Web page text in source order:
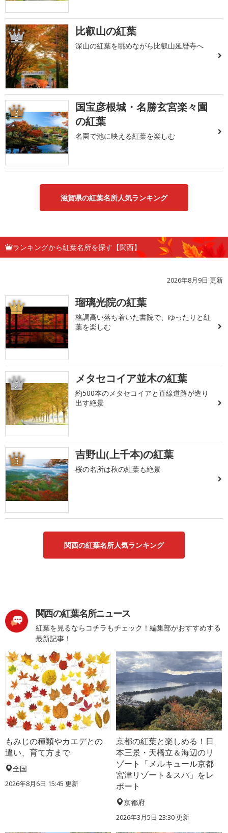
2 比叡山の紅葉
深山の紅葉を眺めながら比叡山延暦寺へ
3
国宝彦根城・名勝玄宮楽々園
の紅葉
名園で池に映える紅葉を楽しむ
滋賀県の紅葉名所人気ランキング
ランキングから紅葉名所を探す【関西】
2026年8月9日 更新
1 瑠璃光院の紅葉
格調高い落ち着いた書院で、ゆったりと紅
葉を楽しむ
2 メタセコイア並木の紅葉
約500本のメタセコイアと直線道路が造り
出す絶景
3 吉野山(上千本)の紅葉
桜の名所は秋の紅葉も絶景
関西の紅葉名所人気ランキング
関西の紅葉名所ニュース
紅葉を見るならコチラもチェック！編集部がおすすめする
最新記事！
もみじの種類やカエデとの
違い、育て方まで
全国
2026年8月6日 15:45 更新
京都の紅葉と楽しめる！日
本三景・天橋立＆海辺のリ
ゾート「メルキュール京都
宮津リゾート＆スパ」をレ
ポート
京都府
2026年3月5日 23:30 更新